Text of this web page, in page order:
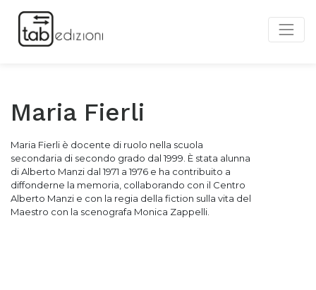
Maria Fierli
Maria Fierli è docente di ruolo nella scuola
secondaria di secondo grado dal 1999. È stata alunna
di Alberto Manzi dal 1971 a 1976 e ha contribuito a
diffonderne la memoria, collaborando con il Centro
Alberto Manzi e con la regia della fiction sulla vita del
Maestro con la scenografa Monica Zappelli.